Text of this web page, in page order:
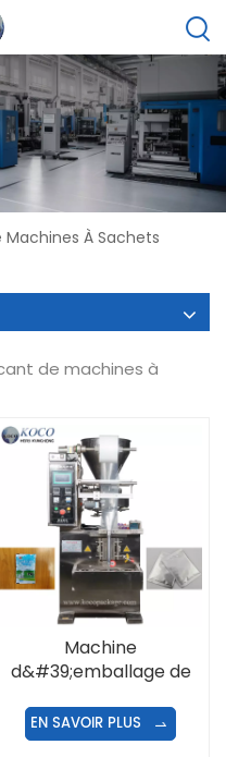
Machines À Sachets
de machines à
Machine
d&#39;emballage de
EN SAVOIR PLUS